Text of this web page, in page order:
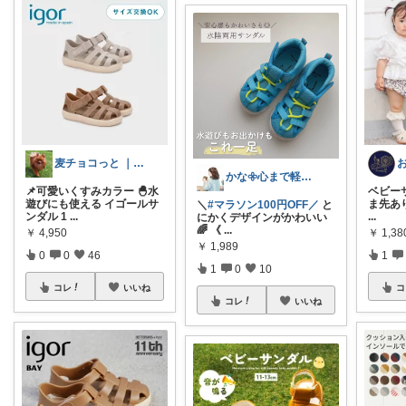
麦チョコっと ｜ キッズ＆ベビー 夏
📌可愛いくすみカラー 🐣水
遊びにも使える イゴールサ
ンダル 1 ...
￥ 4,950
0 0 46
コレ いいね
かな𖧷心まで軽くなる暮らしの記録🌿
＼#マラソン100円OFF／ と
にかくデザインがかわいい
🌈 《 ...
￥ 1,989
1 0 10
コレ いいね
ベビー
ま先あ
...
￥
1